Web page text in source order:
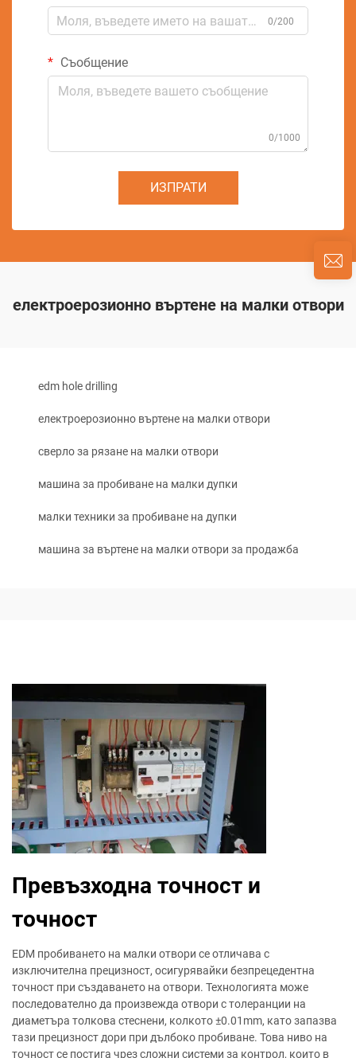
0/200
Съобщение
0/1000
ИЗПРАТИ
електроерозионно въртене на малки отвори
edm hole drilling
електроерозионно въртене на малки отвори
сверло за рязане на малки отвори
машина за пробиване на малки дупки
малки техники за пробиване на дупки
машина за въртене на малки отвори за продажба
Превъзходна точност и
точност
EDM пробиването на малки отвори се отличава с
изключителна прецизност, осигурявайки безпрецедентна
точност при създаването на отвори. Технологията може
последователно да произвежда отвори с толеранции на
диаметъра толкова стеснени, колкото ±0.01mm, като запазва
тази прецизност дори при дълбоко пробиване. Това ниво на
точност се постига чрез сложни системи за контрол, които в